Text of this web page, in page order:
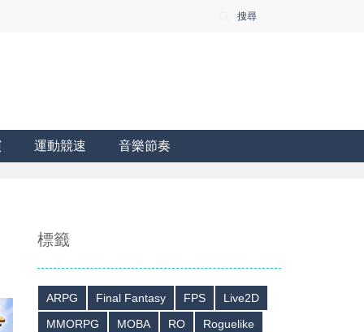
搜尋
運動競速 音樂節奏
標籤
ARPG Final Fantasy FPS
Live2D
MMORPG
MOBA RO
Roguelike